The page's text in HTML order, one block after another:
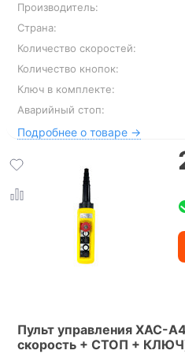
Производитель:
Страна:
Количество скоростей:
Количество кнопок:
Ключ в комплекте:
Аварийный стоп:
Подробнее о товаре →
Пульт управления XAC-
скорость + СТОП +